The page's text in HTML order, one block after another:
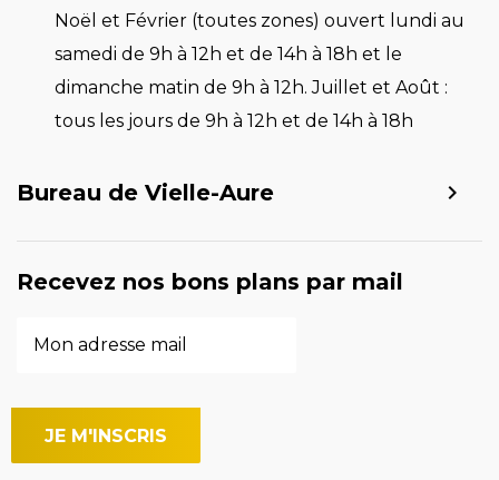
Noël et Février (toutes zones) ouvert lundi au
samedi de 9h à 12h et de 14h à 18h et le
dimanche matin de 9h à 12h. Juillet et Août :
tous les jours de 9h à 12h et de 14h à 18h
Bureau de Vielle-Aure
Recevez nos bons plans par mail